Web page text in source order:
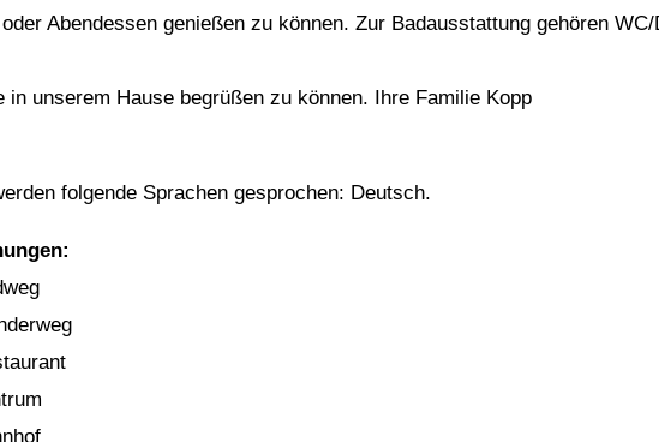
Abendessen genießen zu können. Zur Badausstattung gehören
in unserem Hause begrüßen zu können. Ihre Familie Kopp
folgende Sprachen gesprochen: Deutsch.